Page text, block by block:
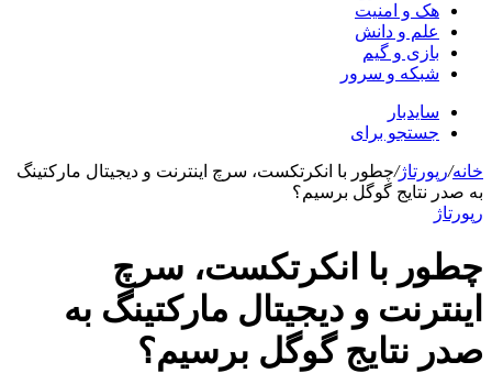
هک و امنیت
علم و دانش
بازی و گیم
شبکه و سرور
سایدبار
جستجو برای
خانه/رپورتاژ/چطور با انکرتکست، سرچ اینترنت و دیجیتال مارکتینگ
به صدر نتایج گوگل برسیم؟
رپورتاژ
چطور با انکرتکست، سرچ
اینترنت و دیجیتال مارکتینگ به
صدر نتایج گوگل برسیم؟